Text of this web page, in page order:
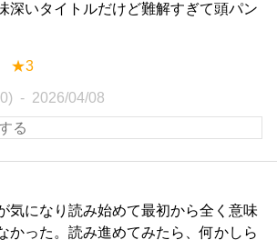
深いタイトルだけど難解すぎて頭パン
★3
2026/04/08
気になり読み始めて最初から全く意味
かった。読み進めてみたら、何かしら